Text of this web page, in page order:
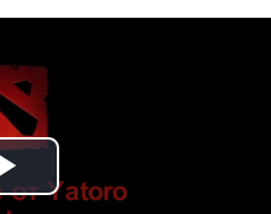
Play Video